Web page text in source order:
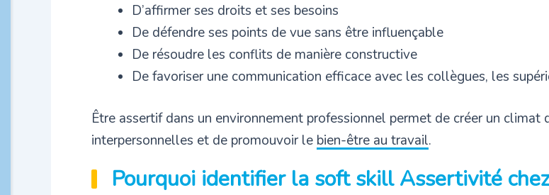
D’affirmer ses droits et ses besoins
De défendre ses points de vue sans être influençable
De résoudre les conflits de manière constructive
De favoriser une communication efficace avec les collègues, les
Être assertif dans un environnement professionnel permet de créer un climat
interpersonnelles et de promouvoir le bien-être au travail.
Pourquoi identifier la soft skill Assertivité